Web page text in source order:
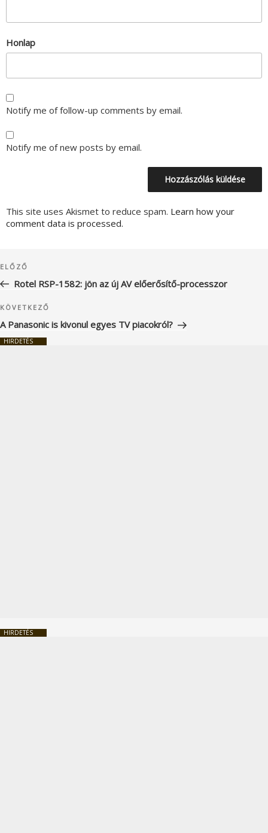
Honlap
Notify me of follow-up comments by email.
Notify me of new posts by email.
This site uses Akismet to reduce spam. Learn how your
comment data is processed.
navigáció
Korábbi
bejegyzés
ELŐZŐ
Rotel RSP-1582: jön az új AV előerősítő-processzor
Következő
bejegyzés
KÖVETKEZŐ
A Panasonic is kivonul egyes TV piacokról?
HIRDETÉS
HIRDETÉS